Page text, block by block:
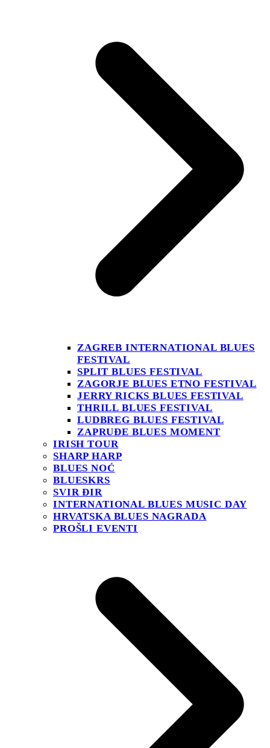
ZAGREB INTERNATIONAL BLUES
FESTIVAL
SPLIT BLUES FESTIVAL
ZAGORJE BLUES ETNO FESTIVAL
JERRY RICKS BLUES FESTIVAL
THRILL BLUES FESTIVAL
LUDBREG BLUES FESTIVAL
ZAPRUĐE BLUES MOMENT
IRISH TOUR
SHARP HARP
BLUES NOĆ
BLUESKRS
SVIR ĐIR
INTERNATIONAL BLUES MUSIC DAY
HRVATSKA BLUES NAGRADA
PROŠLI EVENTI